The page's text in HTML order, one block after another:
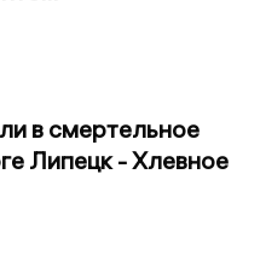
в смертельное
Липецк - Хлевное